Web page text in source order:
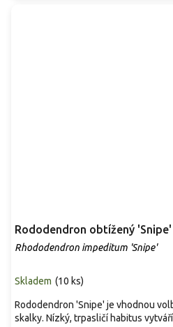
Rododendron obtížený 'Snipe'
Rhododendron impeditum 'Snipe'
Skladem (10 ks)
Rododendron 'Snipe' je vhodnou
skalky. Nízký, trpasličí habitus